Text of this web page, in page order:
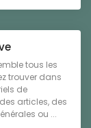
tous les
trouver dans
de
articles, des
ou ...